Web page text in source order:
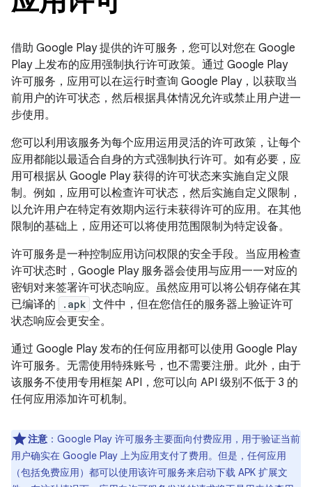
借助 Google Play 提供的许可服务，您可以对您在 Google
Play 上发布的应用强制执行许可政策。通过 Google Play
许可服务，应用可以在运行时查询 Google Play，以获取当
前用户的许可状态，然后根据具体情况允许或禁止用户进一
步使用。
您可以利用该服务为每个应用运用灵活的许可政策，让每个
应用都能以最适合自身的方式强制执行许可。如有必要，应
用可根据从 Google Play 获得的许可状态来实施自定义限
制。例如，应用可以检查许可状态，然后实施自定义限制，
以允许用户在特定有效期内运行未获得许可的应用。在其他
限制的基础上，应用还可以将使用范围限制为特定设备。
许可服务是一种控制应用访问权限的安全手段。当应用检查
许可状态时，Google Play 服务器会使用与应用一一对应的
密钥对来签署许可状态响应。虽然应用可以将公钥存储在其
已编译的
.apk 文件中，但在您信任的服务器上验证许可
状态响应会更安全。
通过 Google Play 发布的任何应用都可以使用 Google Play
许可服务。无需使用特殊账号，也不需要注册。此外，由于
该服务不使用专用框架 API，您可以向 API 级别不低于 3 的
任何应用添加许可机制。
注意 ：Google Play 许可服务主要面向付费应用，用于验证当前
用户确实在 Google Play 上为应用支付了费用。但是，任何应用
（包括免费应用）都可以使用该许可服务来启动下载 APK 扩展文